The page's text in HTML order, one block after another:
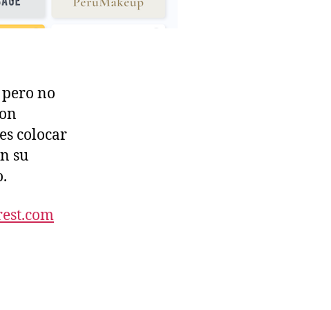
no
colocar
su